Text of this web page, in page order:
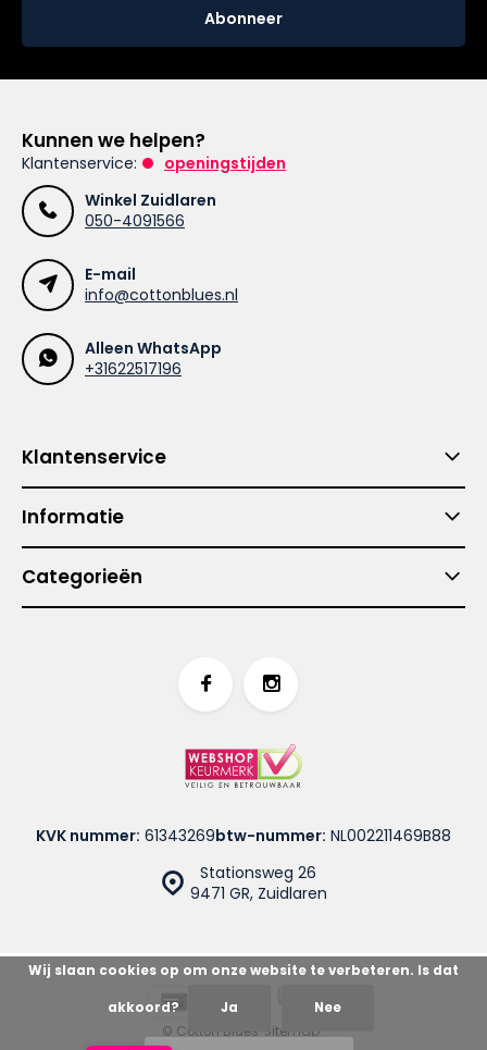
Abonneer
Kunnen we helpen?
Klantenservice:
openingstijden
Winkel Zuidlaren
050-4091566
E-mail
info@cottonblues.nl
Alleen WhatsApp
+31622517196
Klantenservice
Informatie
Categorieën
Stationsweg 26
9471 GR, Zuidlaren
KVK nummer: 61343269btw-nummer: NL002211469B88
© Cotton Blues Sitemap
Wij slaan cookies op om onze website te verbeteren. Is dat
akkoord? Ja Nee